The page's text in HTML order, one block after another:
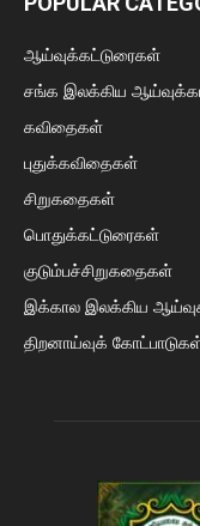
ஆய்வுக்கட்டுரைகள்
சங்க இலக்கிய
கவிதைகள்
புதுக்கவிதைகள்
சிறுகதைகள்
பொதுக்கட்டுரைகள்
குடும்பச்சிறுகதைகள்
இக்கால இலக்கிய
திறனாய்வுக்